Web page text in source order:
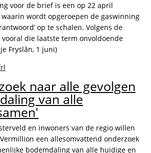
voor de brief is een op 22 april
wordt opgeroepen de gaswinning
op te schalen. Volgens de
vooral die laatste term onvoldoende
Fryslân, 1 juni)
naar alle gevolgen
van alle
en inwoners van de regio willen
een allesomvattend onderzoek
bodemdaling van alle huidige en